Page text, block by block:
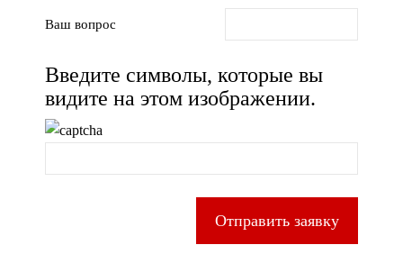
Ваш вопрос
Введите символы, которые вы
видите на этом изображении.
Отправить заявку